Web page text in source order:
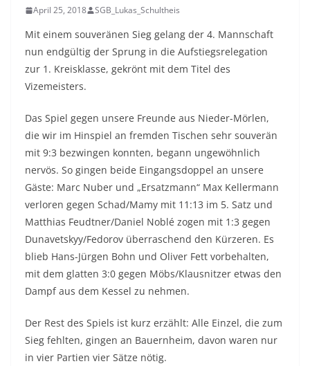
April 25, 2018 SGB_Lukas_Schultheis
Mit einem souveränen Sieg gelang der 4. Mannschaft
nun endgültig der Sprung in die Aufstiegsrelegation
zur 1. Kreisklasse, gekrönt mit dem Titel des
Vizemeisters.
Das Spiel gegen unsere Freunde aus Nieder-Mörlen,
die wir im Hinspiel an fremden Tischen sehr souverän
mit 9:3 bezwingen konnten, begann ungewöhnlich
nervös. So gingen beide Eingangsdoppel an unsere
Gäste: Marc Nuber und „Ersatzmann“ Max Kellermann
verloren gegen Schad/Mamy mit 11:13 im 5. Satz und
Matthias Feudtner/Daniel Noblé zogen mit 1:3 gegen
Dunavetskyy/Fedorov überraschend den Kürzeren. Es
blieb Hans-Jürgen Bohn und Oliver Fett vorbehalten,
mit dem glatten 3:0 gegen Möbs/Klausnitzer etwas den
Dampf aus dem Kessel zu nehmen.
Der Rest des Spiels ist kurz erzählt: Alle Einzel, die zum
Sieg fehlten, gingen an Bauernheim, davon waren nur
in vier Partien vier Sätze nötig.